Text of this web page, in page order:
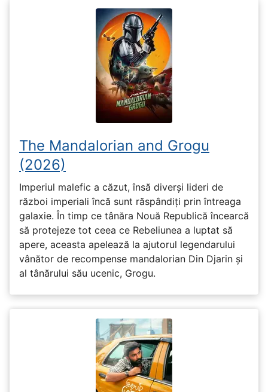
The Mandalorian and Grogu
(2026)
Imperiul malefic a căzut, însă diverși lideri de
război imperiali încă sunt răspândiți prin întreaga
galaxie. În timp ce tânăra Nouă Republică încearcă
să protejeze tot ceea ce Rebeliunea a luptat să
apere, aceasta apelează la ajutorul legendarului
vânător de recompense mandalorian Din Djarin și
al tânărului său ucenic, Grogu.